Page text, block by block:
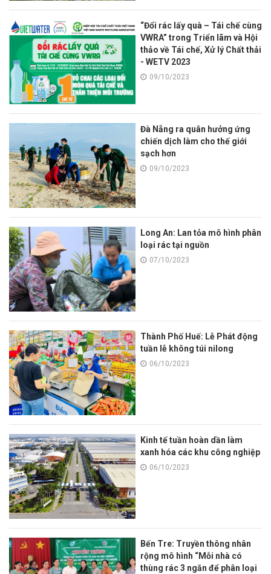
“Đổi rác lấy quà – Tái chế cùng
VWRA” trong Triển lãm và Hội
thảo về Tái chế, Xử lý Chất thải
- WETV 2023
09/10/2023
Đà Nẵng ra quân hưởng ứng
chiến dịch làm cho thế giới
sạch hơn
09/10/2023
Long An: Lan tỏa mô hình phân
loại rác tại nguồn
07/10/2023
Thành Phố Huế: Lễ Phát động
tuần lễ không túi nilong
06/10/2023
Kinh tế tuần hoàn dần làm
xanh hóa các khu công nghiệp
06/10/2023
Bến Tre: Truyền thông nhân
rộng mô hình “Mỗi nhà có
thùng rác 3 ngăn để phân loại